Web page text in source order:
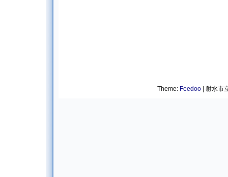
Theme: Feedoo| 射水市